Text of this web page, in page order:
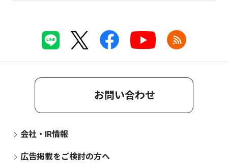
お問い合わせ
会社・IR情報
広告掲載をご検討の方へ